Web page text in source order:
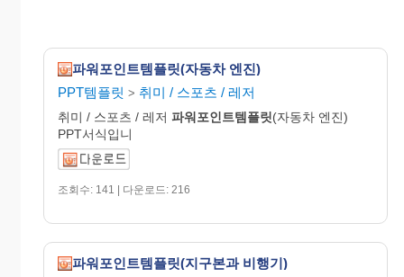
파워포인트템플릿(자동차 엔진)
PPT템플릿 > 취미 / 스포츠 / 레저
취미 / 스포츠 / 레저 파워포인트템플릿(자동차 엔진)
PPT서식입니
조회수: 141 | 다운로드: 216
파워포인트템플릿(지구본과 비행기)